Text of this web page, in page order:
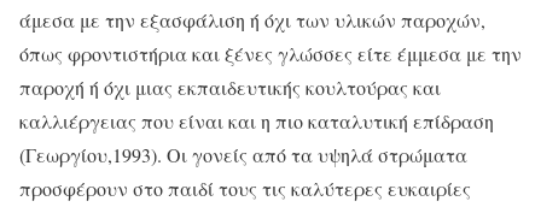
άμεσα με την εξασφάλιση ή όχι των υλικών παροχών,
όπως φροντιστήρια και ξένες γλώσσες είτε έμμεσα με την
παροχή ή όχι μιας εκπαιδευτικής κουλτούρας και
καλλιέργειας που είναι και η πιο καταλυτική επίδραση
(Γεωργίου,1993). Οι γονείς από τα υψηλά στρώματα
προσφέρουν στο παιδί τους τις καλύτερες ευκαιρίες